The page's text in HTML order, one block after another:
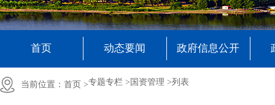
首页 动态要闻 政府信息公开
当前位置： 首页 >专题专栏 > 国资管理 >列表